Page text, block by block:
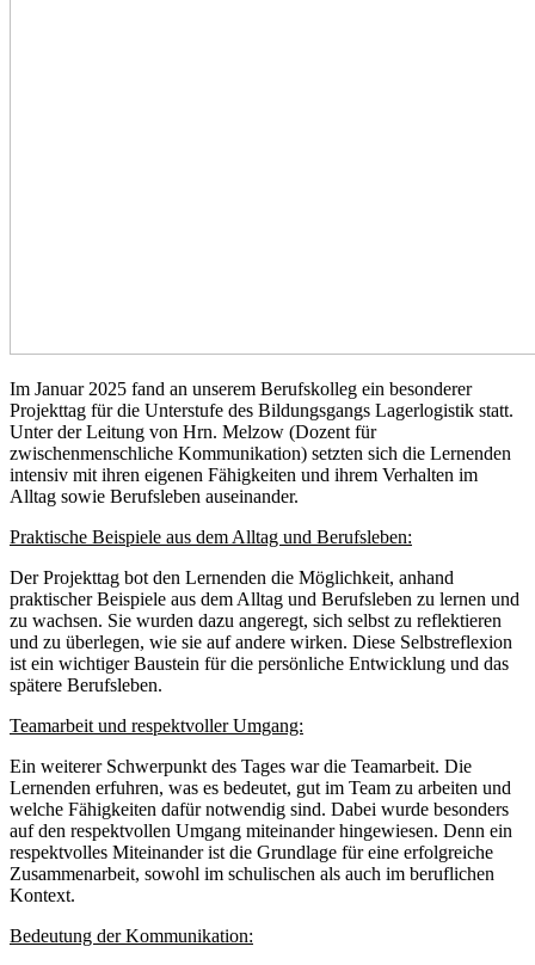
Im Januar 2025 fand an unserem Berufskolleg ein besonderer
Projekttag für die Unterstufe des Bildungsgangs Lagerlogistik statt.
Unter der Leitung von Hrn. Melzow (Dozent für
zwischenmenschliche Kommunikation) setzten sich die Lernenden
intensiv mit ihren eigenen Fähigkeiten und ihrem Verhalten im
Alltag sowie Berufsleben auseinander.
Praktische Beispiele aus dem Alltag und Berufsleben:
Der Projekttag bot den Lernenden die Möglichkeit, anhand
praktischer Beispiele aus dem Alltag und Berufsleben zu lernen und
zu wachsen. Sie wurden dazu angeregt, sich selbst zu reflektieren
und zu überlegen, wie sie auf andere wirken. Diese Selbstreflexion
ist ein wichtiger Baustein für die persönliche Entwicklung und das
spätere Berufsleben.
Teamarbeit und respektvoller Umgang:
Ein weiterer Schwerpunkt des Tages war die Teamarbeit. Die
Lernenden erfuhren, was es bedeutet, gut im Team zu arbeiten und
welche Fähigkeiten dafür notwendig sind. Dabei wurde besonders
auf den respektvollen Umgang miteinander hingewiesen. Denn ein
respektvolles Miteinander ist die Grundlage für eine erfolgreiche
Zusammenarbeit, sowohl im schulischen als auch im beruflichen
Kontext.
Bedeutung der Kommunikation: